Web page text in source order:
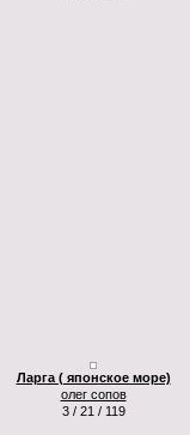
Ларга ( японское море)
олег сопов
3 / 21 / 119